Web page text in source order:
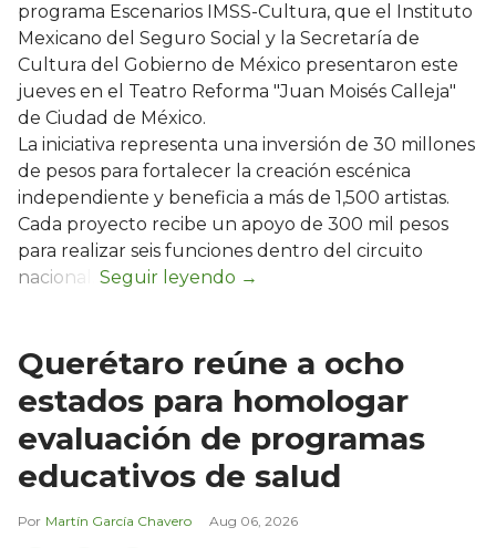
programa Escenarios IMSS-Cultura, que el Instituto
Mexicano del Seguro Social y la Secretaría de
Cultura del Gobierno de México presentaron este
jueves en el Teatro Reforma "Juan Moisés Calleja"
de Ciudad de México.
La iniciativa representa una inversión de 30 millones
de pesos para fortalecer la creación escénica
independiente y beneficia a más de 1,500 artistas.
Cada proyecto recibe un apoyo de 300 mil pesos
para realizar seis funciones dentro del circuito
nacional.
Querétaro reúne a ocho
estados para homologar
evaluación de programas
educativos de salud
Martín García Chavero Aug 06, 2026